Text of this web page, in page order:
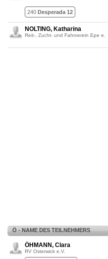
240 Desperada 12
NOLTING, Katharina
Reit-, Zucht- und Fahrverein Epe e.
Ö - NAME DES TEILNEHMERS
ÖHMANN, Clara
RV Osterwick e.V.